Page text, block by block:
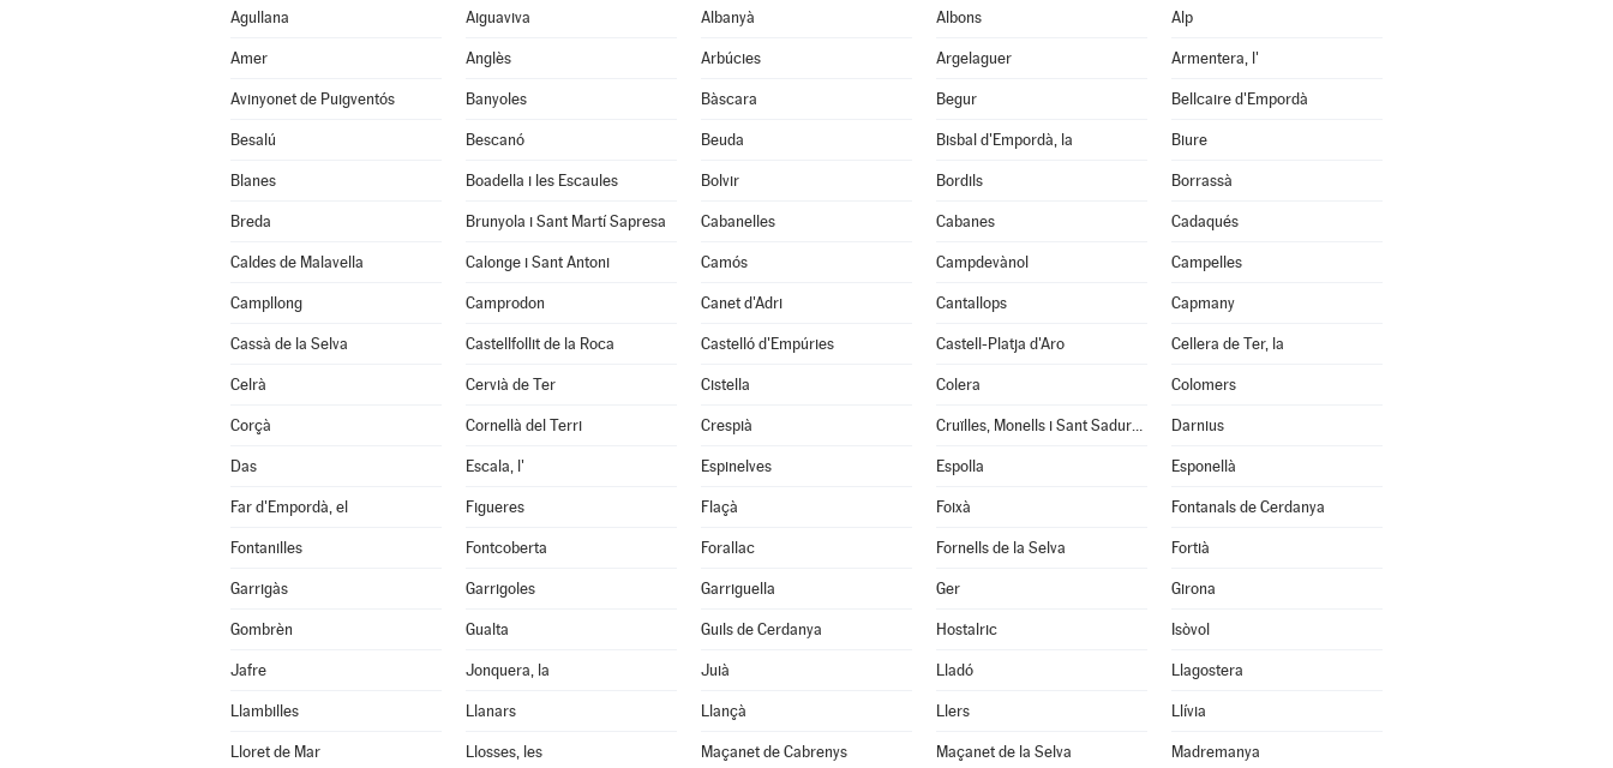
Agullana Aiguaviva Albanyà Albons Alp
Amer Anglès Arbúcies Argelaguer Armentera, l'
Avinyonet de Puigventós Banyoles Bàscara Begur Bellcaire d'Empordà
Besalú Bescanó Beuda Bisbal d'Empordà, la Biure
Blanes Boadella i les Escaules Bolvir Bordils Borrassà
Breda Brunyola i Sant Martí Sapresa Cabanelles Cabanes Cadaqués
Caldes de Malavella Calonge i Sant Antoni Camós Campdevànol Campelles
Campllong Camprodon Canet d'Adri Cantallops Capmany
Cassà de la Selva Castellfollit de la Roca Castelló d'Empúries Castell-Platja d'Aro Cellera de Ter, la
Celrà Cervià de Ter Cistella Colera Colomers
Corçà Cornellà del Terri Crespià Cruïlles, Monells i Sant Sadurní de l'Heura Darnius
Das Escala, l' Espinelves Espolla Esponellà
Far d'Empordà, el Figueres Flaçà Foixà Fontanals de Cerdanya
Fontanilles Fontcoberta Forallac Fornells de la Selva Fortià
Garrigàs Garrigoles Garriguella Ger Girona
Gombrèn Gualta Guils de Cerdanya Hostalric Isòvol
Jafre Jonquera, la Juià Lladó Llagostera
Llambilles Llanars Llançà Llers Llívia
Lloret de Mar Llosses, les Maçanet de Cabrenys Maçanet de la Selva Madremanya